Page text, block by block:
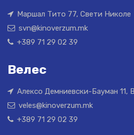
Маршал Тито 77, Свети Николе
svn@kinoverzum.mk
+389 71 29 02 39
Велес
Алексо Демниевски-Бауман 11,
veles@kinoverzum.mk
+389 71 29 02 39